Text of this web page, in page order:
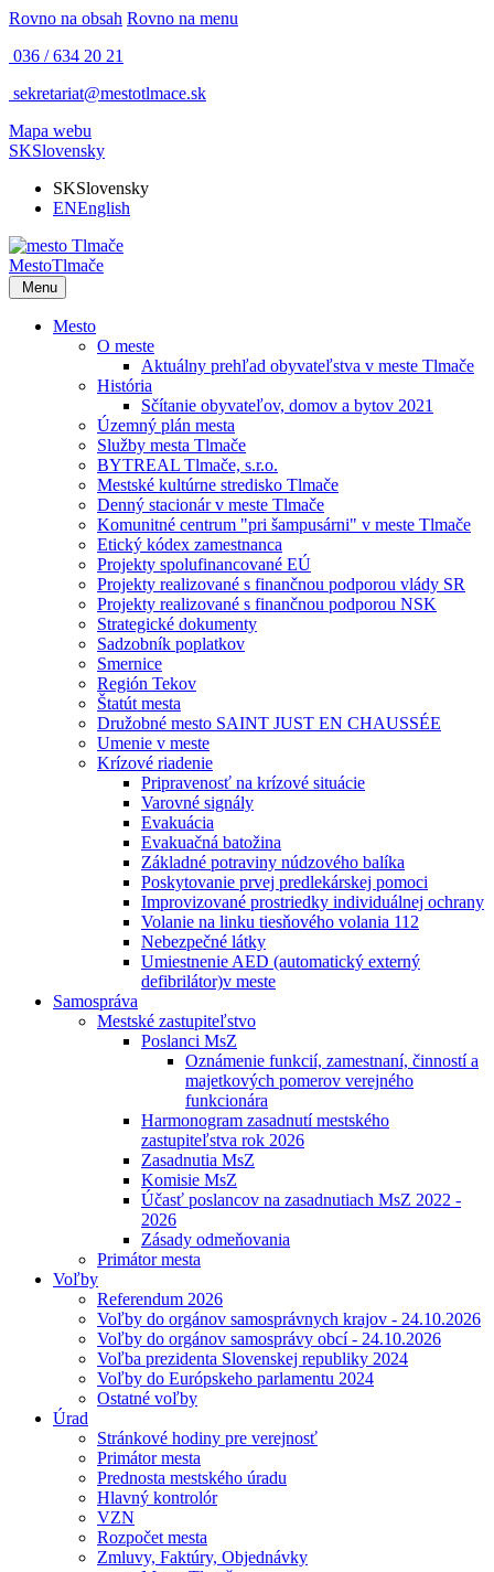
Rovno na obsah Rovno na menu
036 / 634 20 21
sekretariat@mestotlmace.sk
Mapa webu
SKSlovensky
SKSlovensky
ENEnglish
MestoTlmače
Menu
Mesto
O meste
Aktuálny prehľad obyvateľstva v meste Tlmače
História
Sčítanie obyvateľov, domov a bytov 2021
Územný plán mesta
Služby mesta Tlmače
BYTREAL Tlmače, s.r.o.
Mestské kultúrne stredisko Tlmače
Denný stacionár v meste Tlmače
Komunitné centrum "pri šampusárni" v meste Tlmače
Etický kódex zamestnanca
Projekty spolufinancované EÚ
Projekty realizované s finančnou podporou vlády SR
Projekty realizované s finančnou podporou NSK
Strategické dokumenty
Sadzobník poplatkov
Smernice
Región Tekov
Štatút mesta
Družobné mesto SAINT JUST EN CHAUSSÉE
Umenie v meste
Krízové riadenie
Pripravenosť na krízové situácie
Varovné signály
Evakuácia
Evakuačná batožina
Základné potraviny núdzového balíka
Poskytovanie prvej predlekárskej pomoci
Improvizované prostriedky individuálnej ochrany
Volanie na linku tiesňového volania 112
Nebezpečné látky
Umiestnenie AED (automatický externý
defibrilátor)v meste
Samospráva
Mestské zastupiteľstvo
Poslanci MsZ
Oznámenie funkcií, zamestnaní, činností a
majetkových pomerov verejného
funkcionára
Harmonogram zasadnutí mestského
zastupiteľstva rok 2026
Zasadnutia MsZ
Komisie MsZ
Účasť poslancov na zasadnutiach MsZ 2022 -
2026
Zásady odmeňovania
Primátor mesta
Voľby
Referendum 2026
Voľby do orgánov samosprávnych krajov - 24.10.2026
Voľby do orgánov samosprávy obcí - 24.10.2026
Voľba prezidenta Slovenskej republiky 2024
Voľby do Európskeho parlamentu 2024
Ostatné voľby
Úrad
Stránkové hodiny pre verejnosť
Primátor mesta
Prednosta mestského úradu
Hlavný kontrolór
VZN
Rozpočet mesta
Zmluvy, Faktúry, Objednávky